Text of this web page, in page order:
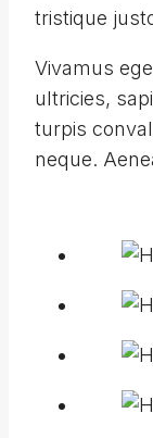
tristique
Vivamus
ultricies,
turpis
neque.